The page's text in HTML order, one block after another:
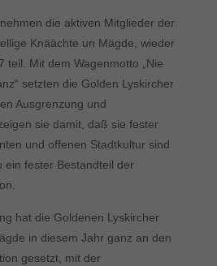
die aktiven Mitglieder der
Knäächte un Mägde, wieder
teil. Mit dem Wagenmotto „Nie
setzten die Golden Lyskircher
Ausgrenzung und
sie damit, daß sie fester
und offenen Stadtkultur sind
ein fester Bestandteil der
hat die Goldenen Lyskircher
in diesem Jahr ganz an den
gesetzt, mit der